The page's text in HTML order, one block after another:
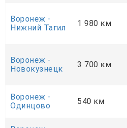
Воронеж -
Нижний Тагил
1 980 км
Воронеж -
Новокузнецк
3 700 км
Воронеж -
Одинцово
540 км